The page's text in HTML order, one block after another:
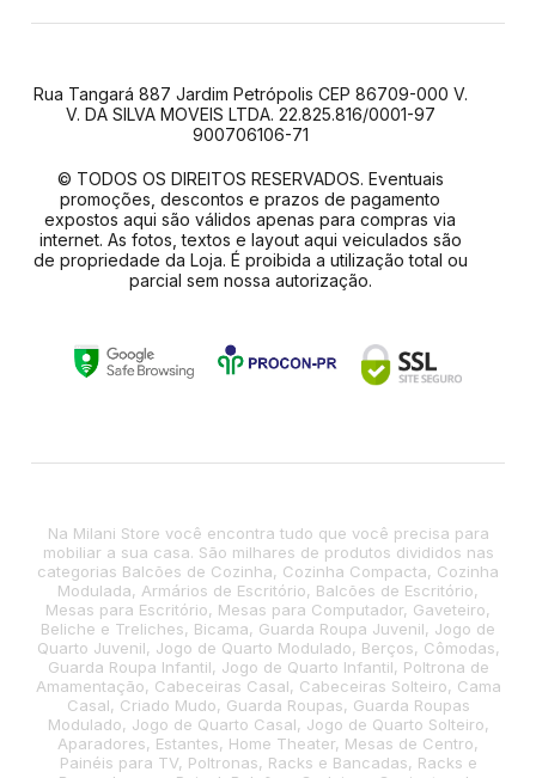
Rua Tangará 887 Jardim Petrópolis CEP 86709-000 V.
V. DA SILVA MOVEIS LTDA. 22.825.816/0001-97
900706106-71
© TODOS OS DIREITOS RESERVADOS. Eventuais
promoções, descontos e prazos de pagamento
expostos aqui são válidos apenas para compras via
internet. As fotos, textos e layout aqui veiculados são
de propriedade da Loja. É proibida a utilização total ou
parcial sem nossa autorização.
Na Milani Store você encontra tudo que você precisa para
mobiliar a sua casa. São milhares de produtos divididos nas
categorias Balcões de Cozinha, Cozinha Compacta, Cozinha
Modulada, Armários de Escritório, Balcões de Escritório,
Mesas para Escritório, Mesas para Computador, Gaveteiro,
Beliche e Treliches, Bicama, Guarda Roupa Juvenil, Jogo de
Quarto Juvenil, Jogo de Quarto Modulado, Berços, Cômodas,
Guarda Roupa Infantil, Jogo de Quarto Infantil, Poltrona de
Amamentação, Cabeceiras Casal, Cabeceiras Solteiro, Cama
Casal, Criado Mudo, Guarda Roupas, Guarda Roupas
Modulado, Jogo de Quarto Casal, Jogo de Quarto Solteiro,
Aparadores, Estantes, Home Theater, Mesas de Centro,
Painéis para TV, Poltronas, Racks e Bancadas, Racks e